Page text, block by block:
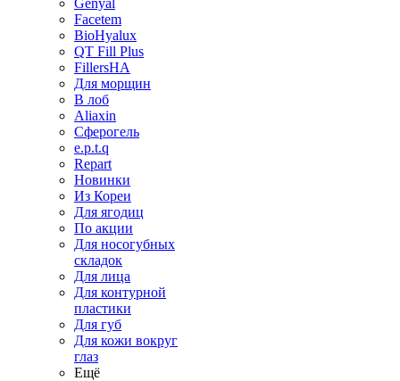
Genyal
Facetem
BioHyalux
QT Fill Plus
FillersHA
Для морщин
В лоб
Aliaxin
Сферогель
e.p.t.q
Repart
Новинки
Из Кореи
Для ягодиц
По акции
Для носогубных
складок
Для лица
Для контурной
пластики
Для губ
Для кожи вокруг
глаз
Ещё